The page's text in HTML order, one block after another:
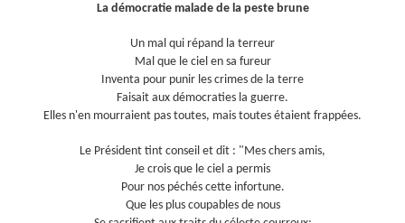
La démocratie malade de la peste brune
Un mal qui répand la terreur
Mal que le ciel en sa fureur
Inventa pour punir les crimes de la terre
Faisait aux démocraties la guerre.
Elles n'en mourraient pas toutes, mais toutes étaient frappées.
Le Président tint conseil et dit : "Mes chers amis,
Je crois que le ciel a permis
Pour nos péchés cette infortune.
Que les plus coupables de nous